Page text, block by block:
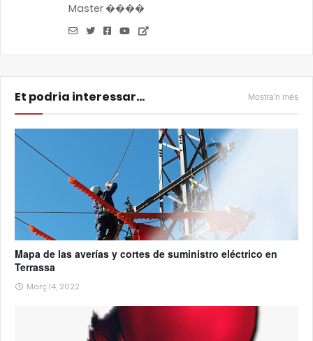
Master ����
Et podria interessar... Mostra'n més
Mapa de las averías y cortes de suministro eléctrico en
Terrassa
Març 14, 2022